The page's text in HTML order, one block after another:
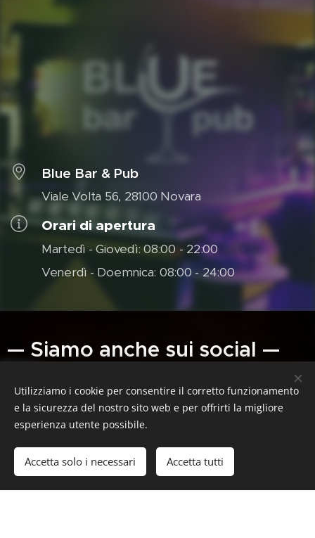
Blue Bar & Pub
Viale Volta 56, 28100 Novara
Orari di apertura
Martedì - Giovedì: 08:00 - 22:00
Venerdì - Doemnica: 08:00 - 24:00
— Siamo anche sui social —
Crea il tuo sito web gratis! Inizia
Utilizziamo i cookie per consentire il corretto funzionamento
e la sicurezza del nostro sito web e per offrirti la migliore
esperienza utente possibile.
Accetta solo i necessari Accetta tutti